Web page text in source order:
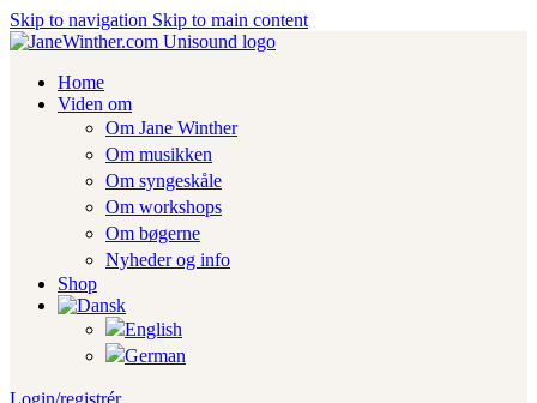
Skip to navigation Skip to main content
Home
Viden om
Om Jane Winther
Om musikken
Om syngeskåle
Om workshops
Om bøgerne
Nyheder og info
Shop
Login/registrér